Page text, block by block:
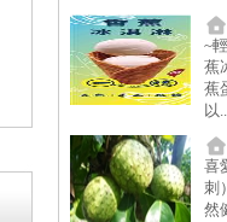
~
蕉
蕉
以
喜
刺
然